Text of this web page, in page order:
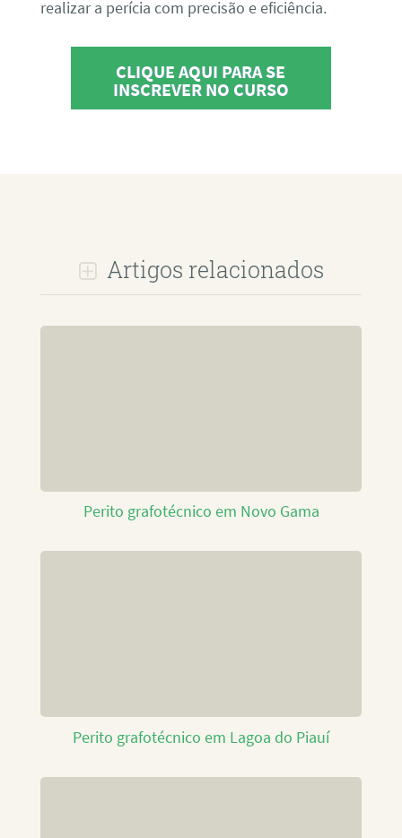
realizar a perícia com precisão e eficiência.
CLIQUE AQUI PARA SE
INSCREVER NO CURSO
Artigos relacionados
Perito grafotécnico em Novo Gama
Perito grafotécnico em Lagoa do Piauí